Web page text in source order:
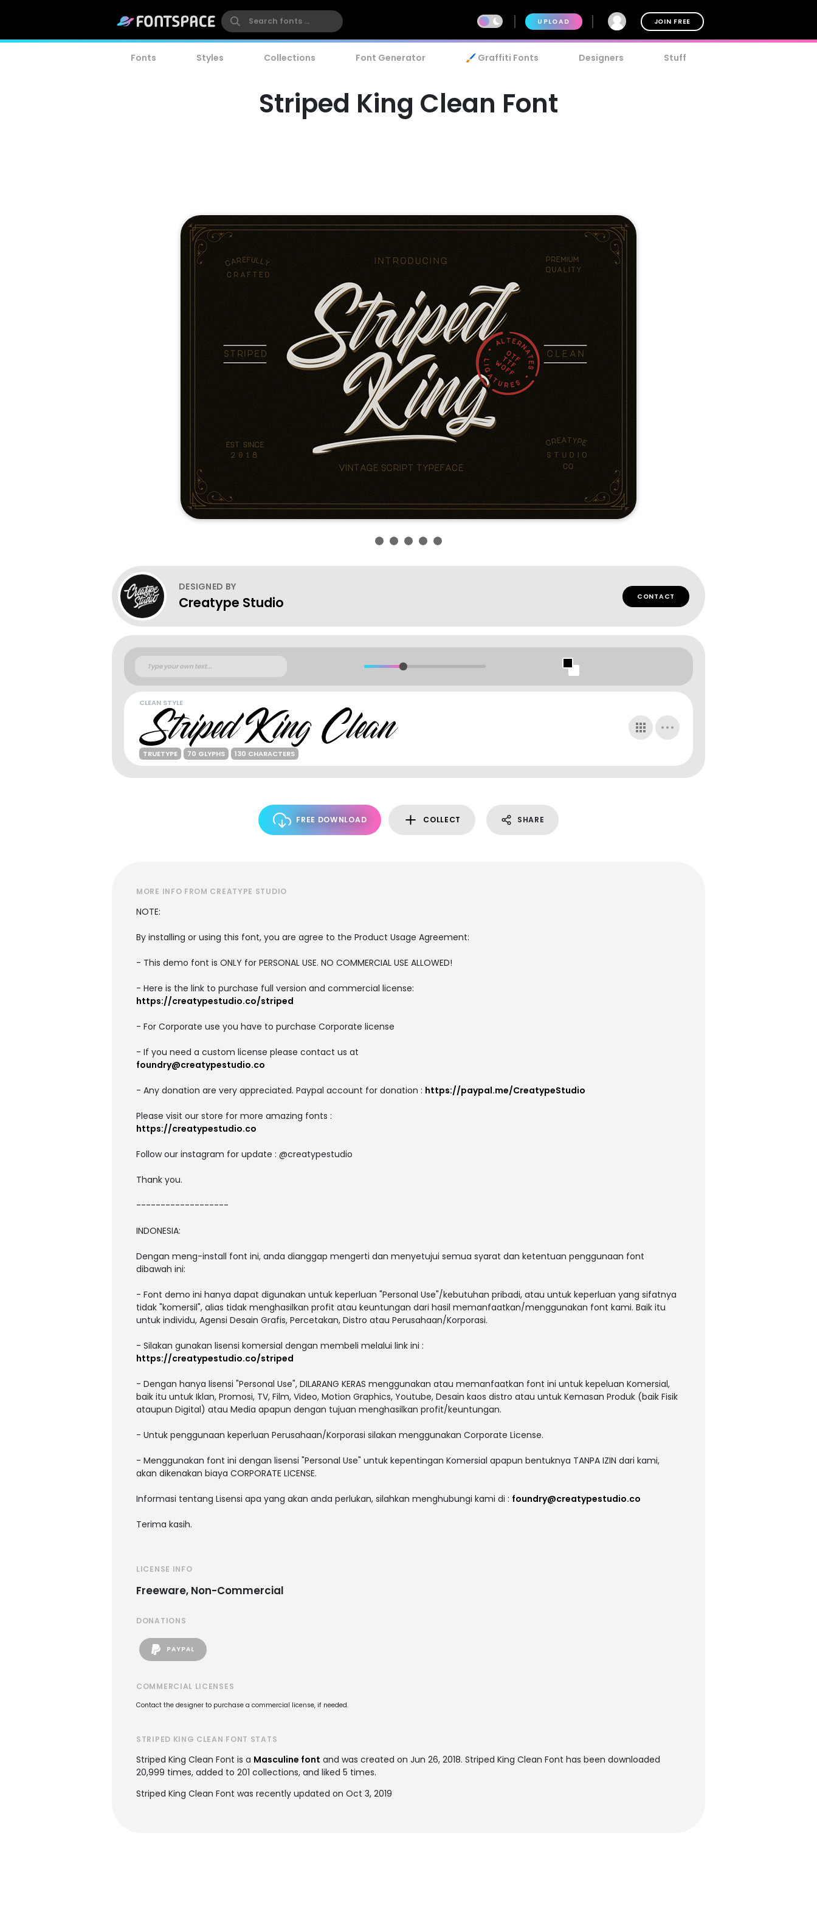
UPLOAD JOIN FREE
Fonts Styles Collections Font Generator 🖌️ Graffiti Fonts Designers Stuff
Striped King Clean Font
DESIGNED BY
Creatype Studio CONTACT
CLEAN STYLE
TRUETYPE 70 GLYPHS 130 CHARACTERS
FREE DOWNLOAD COLLECT SHARE
MORE INFO FROM CREATYPE STUDIO
NOTE:
By installing or using this font, you are agree to the Product Usage Agreement:
- This demo font is ONLY for PERSONAL USE. NO COMMERCIAL USE ALLOWED!
- Here is the link to purchase full version and commercial license:
https://creatypestudio.co/striped
- For Corporate use you have to purchase Corporate license
- If you need a custom license please contact us at
foundry@creatypestudio.co
- Any donation are very appreciated. Paypal account for donation : https://paypal.me/CreatypeStudio
Please visit our store for more amazing fonts :
https://creatypestudio.co
Follow our instagram for update : @creatypestudio
Thank you.
-------------------
INDONESIA:
Dengan meng-install font ini, anda dianggap mengerti dan menyetujui semua syarat dan ketentuan penggunaan font
dibawah ini:
- Font demo ini hanya dapat digunakan untuk keperluan "Personal Use"/kebutuhan pribadi, atau untuk keperluan yang sifatnya
tidak "komersil", alias tidak menghasilkan profit atau keuntungan dari hasil memanfaatkan/menggunakan font kami. Baik itu
untuk individu, Agensi Desain Grafis, Percetakan, Distro atau Perusahaan/Korporasi.
- Silakan gunakan lisensi komersial dengan membeli melalui link ini :
https://creatypestudio.co/striped
- Dengan hanya lisensi "Personal Use", DILARANG KERAS menggunakan atau memanfaatkan font ini untuk kepeluan Komersial,
baik itu untuk Iklan, Promosi, TV, Film, Video, Motion Graphics, Youtube, Desain kaos distro atau untuk Kemasan Produk (baik Fisik
ataupun Digital) atau Media apapun dengan tujuan menghasilkan profit/keuntungan.
- Untuk penggunaan keperluan Perusahaan/Korporasi silakan menggunakan Corporate License.
- Menggunakan font ini dengan lisensi "Personal Use" untuk kepentingan Komersial apapun bentuknya TANPA IZIN dari kami,
akan dikenakan biaya CORPORATE LICENSE.
Informasi tentang Lisensi apa yang akan anda perlukan, silahkan menghubungi kami di : foundry@creatypestudio.co
Terima kasih.
LICENSE INFO
Freeware, Non-Commercial
DONATIONS
PAYPAL
COMMERCIAL LICENSES
Contact the designer to purchase a commercial license, if needed.
STRIPED KING CLEAN FONT STATS
Striped King Clean Font is a Masculine font and was created on Jun 26, 2018. Striped King Clean Font has been downloaded
20,999 times, added to 201 collections, and liked 5 times.
Striped King Clean Font was recently updated on Oct 3, 2019